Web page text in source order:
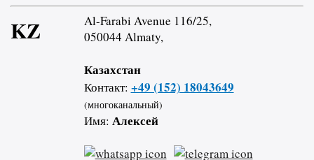
KZ
Al-Farabi Avenue 116/25,
050044 Almaty,
Казахстан
Контакт: +49 (152) 18043649
(многоканальный)
Имя: Алексей